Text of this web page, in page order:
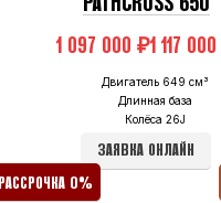
PATHCROSS 650
₽
Двигатель 649 см³
Длинная база
Колёса 26J
ЗАЯВКА ОНЛАЙН
РАССРОЧКА 0%